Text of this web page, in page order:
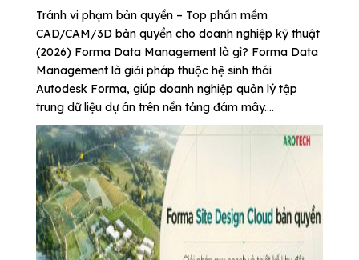
Tránh vi phạm bản quyền – Top phần mềm
CAD/CAM/3D bản quyền cho doanh nghiệp kỹ thuật
(2026) Forma Data Management là gì? Forma Data
Management là giải pháp thuộc hệ sinh thái
Autodesk Forma, giúp doanh nghiệp quản lý tập
trung dữ liệu dự án trên nền tảng đám mây....